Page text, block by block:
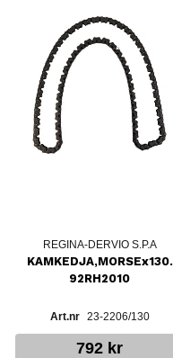
REGINA-DERVIO S.P.A
KAMKEDJA,MORSEx130.
92RH2010
23-2206/130
792 kr